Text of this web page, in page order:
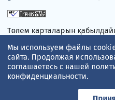
Төлем карталарын
Мы используем файлы
сайта. Продолжая
соглашаетесь с нашей
конфиденциальности.